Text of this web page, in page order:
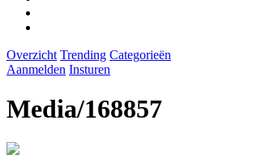
Overzicht Trending Categorieën
Aanmelden Insturen
Media/168857